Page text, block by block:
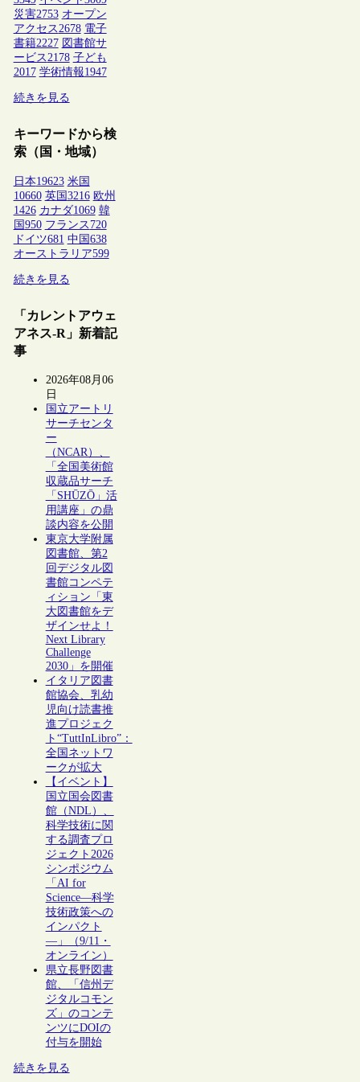
災害2753 オープン
アクセス2678 電子
書籍2227 図書館サ
ービス2178 子ども
2017 学術情報1947
続きを見る
キーワードから検
索（国・地域）
日本19623 米国
10660 英国 3216 欧州
1426 カナダ1069 韓
国 950 フランス 720
ドイツ681 中国 638
オーストラリア599
続きを見る
「カレントアウェ
アネス-R」新着記
事
2026年08月06
日
国立アートリ
サーチセンタ
ー
（NCAR）、
「全国美術館
収蔵品サーチ
「SHŪZŌ」活
用講座」の鼎
談内容を公開
東京大学附属
図書館、第2
回デジタル図
書館コンペテ
ィション「東
大図書館をデ
ザインせよ！
Next Library
Challenge
2030」を開催
イタリア図書
館協会、乳幼
児向け読書推
進プロジェク
ト“TuttInLibro”：
全国ネットワ
ークが拡大
【イベント】
国立国会図書
館（NDL）、
科学技術に関
する調査プロ
ジェクト2026
シンポジウム
「AI for
Science―科学
技術政策への
インパクト
―」（9/11・
オンライン）
県立長野図書
館、「信州デ
ジタルコモン
ズ」のコンテ
ンツにDOIの
付与を開始
続きを見る